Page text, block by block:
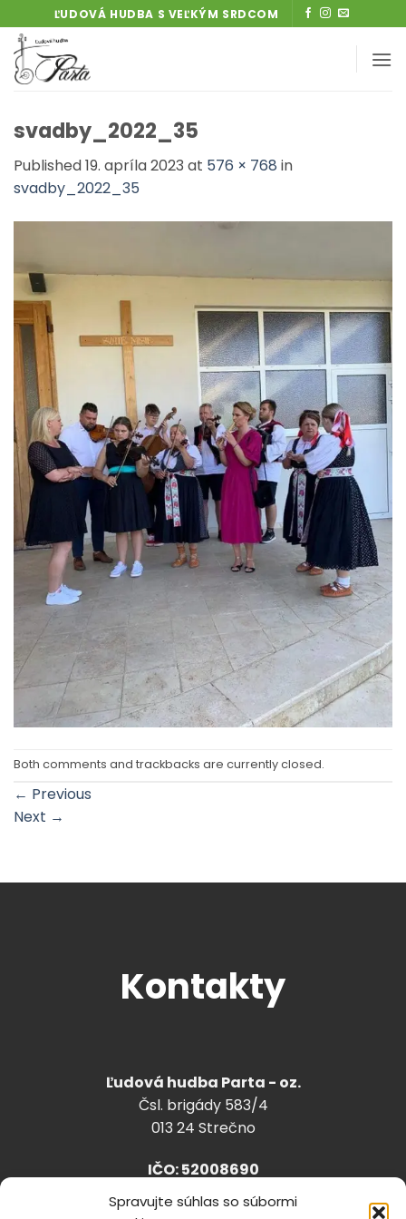
Spravujte súhlas so súbormi
to
content
ĽUDOVÁ HUDBA S VEĽKÝM SRDCOM
svadby_2022_35
Published19. apríla 2023 at 576 × 768 in
svadby_2022_35
Both comments and trackbacks are currently closed.
← Previous
Next →
Kontakty
Ľudová hudba Parta - oz.
Čsl. brigády 583/4
013 24 Strečno
IČO: 52008690